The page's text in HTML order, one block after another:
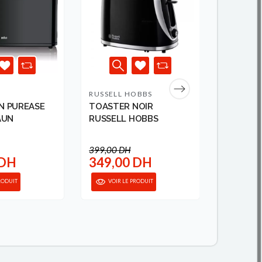
PUREASE
RUSSELL HOBBS
TOASTER NOIR
RUSSELL HOBBS
399,00 DH
349,00 DH
VOIR LE PRODUIT